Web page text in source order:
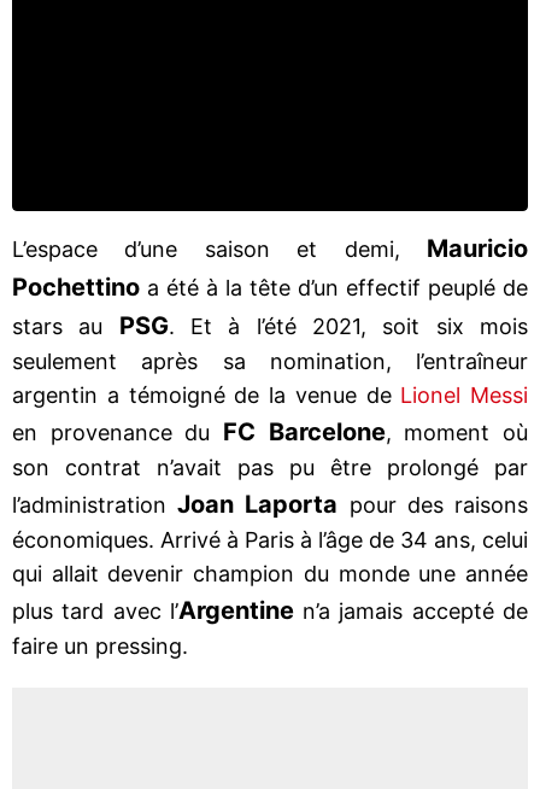
L’espace d’une saison et demi, Mauricio
Pochettino a été à la tête d’un effectif peuplé de
stars au PSG. Et à l’été 2021, soit six mois
seulement après sa nomination, l’entraîneur
argentin a témoigné de la venue de Lionel Messi
en provenance du FC Barcelone, moment où
son contrat n’avait pas pu être prolongé par
l’administrationJoan Laporta pour des raisons
économiques. Arrivé à Paris à l’âge de 34 ans, celui
qui allait devenir champion du monde une année
plus tard avec l’Argentinen’a jamais accepté de
faire un pressing.